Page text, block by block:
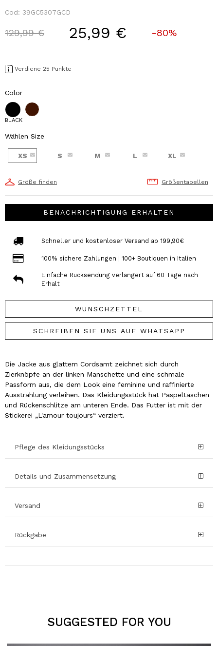
Cod: 39GC5307GCD
Price reduced from
129,99 €to 25,99 € -80%
Verdiene 25 Punkte
Color
BLACK
Wählen Size
XS S M L XL
Größe finden Größentabellen
BENACHRICHTIGUNG ERHALTEN
Schneller und kostenloser Versand ab 199,90€
100% sichere Zahlungen | 100+ Boutiquen in Italien
Einfache Rücksendung verlängert auf 60 Tage nach
Erhalt
WUNSCHZETTEL
SCHREIBEN SIE UNS AUF WHATSAPP
Die Jacke aus glattem Cordsamt zeichnet sich durch
Zierknöpfe an der linken Manschette und eine schmale
Passform aus, die dem Look eine feminine und raffinierte
Ausstrahlung verleihen. Das Kleidungsstück hat Paspeltaschen
und Rückenschlitze am unteren Ende. Das Futter ist mit der
Stickerei „L'amour toujours“ verziert.
Pflege des Kleidungsstücks
Details und Zusammensetzung
Versand
Rückgabe
SUGGESTED FOR YOU